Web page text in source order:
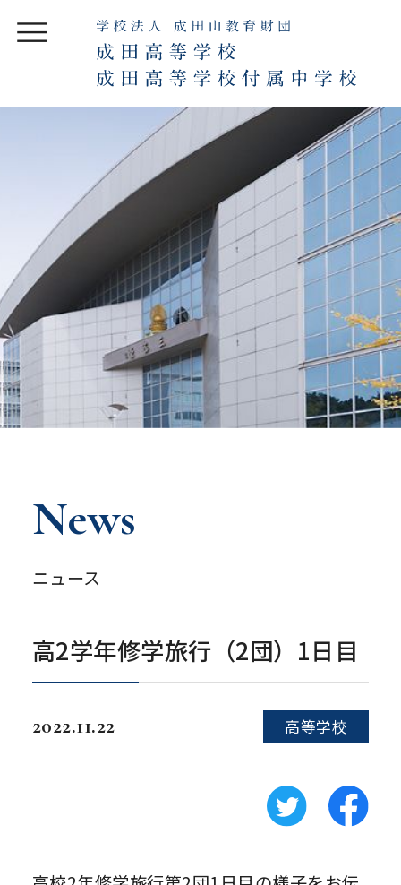
News
ニュース
高2学年修学旅行（2団）1日目
2022.11.22 高等学校